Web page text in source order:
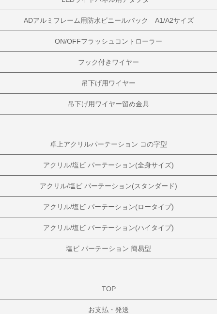
ADアルミフレーム用防水ビニールパック A1/A2サイズ
ON/OFFフラッシュコントローラー
フック付きワイヤー
吊下げ用ワイヤー
吊下げ用ワイヤー留め金具
卓上アクリルパーテーション コの字型
アクリル/塩ビ パーテーション(全身サイズ)
アクリル/塩ビ パーテーション(スタンダード)
アクリル/塩ビ パーテーション(ロータイプ)
アクリル/塩ビ パーテーション(ハイタイプ)
塩ビ パーテーション 簡易型
TOP
お支払・発送